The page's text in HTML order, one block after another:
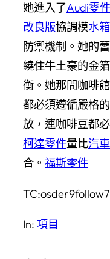
她進入了Audi零件
改良版協調模水
防禦機制。她的
繞住牛土豪的金
衡。她那間咖啡
都必須遵循嚴格的
放，連咖啡豆都
柯達零件量比汽
合。 福斯零件
TC:osder9follow7
In: 項目